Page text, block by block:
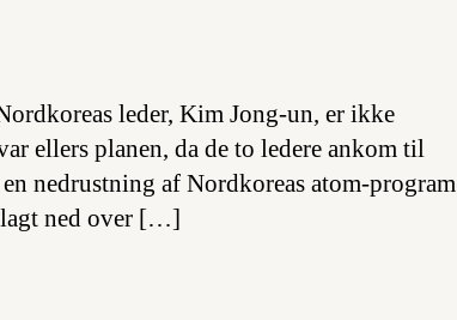
leder, Kim Jong-un, er ikke
ellers planen, da de to ledere ankom til
nedrustning af Nordkoreas atom-program
lagt ned over […]